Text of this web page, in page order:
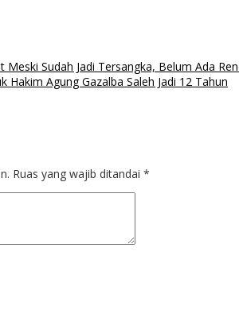
Sudah Jadi Tersangka, Belum Ada
Hakim Agung Gazalba Saleh Jadi 12 Tahun
Ruas yang wajib ditandai *